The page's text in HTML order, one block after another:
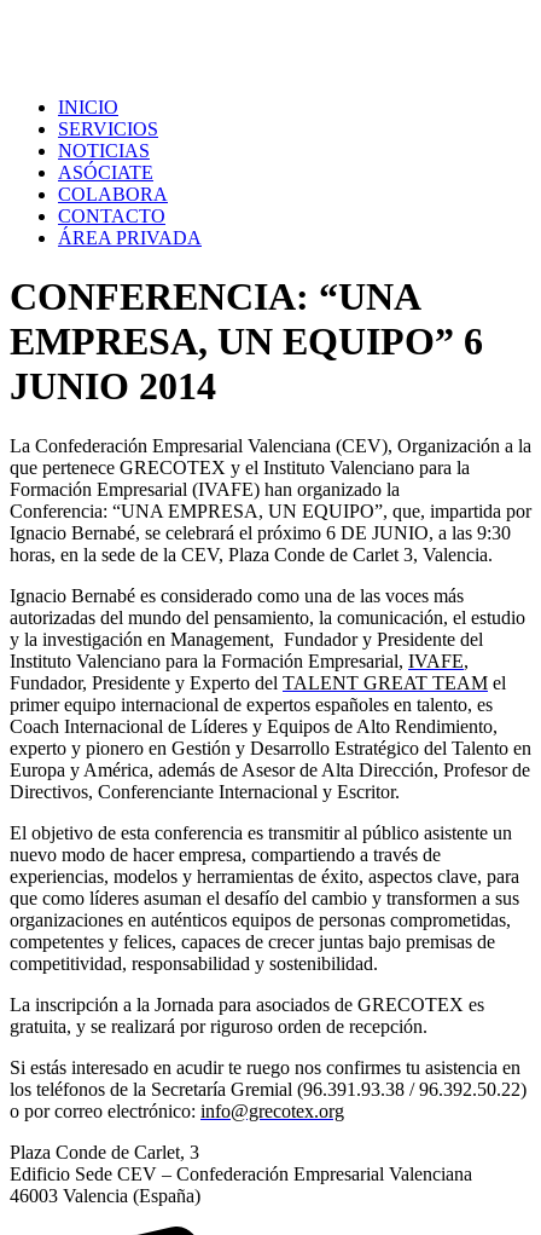
INICIO
SERVICIOS
NOTICIAS
ASÓCIATE
COLABORA
CONTACTO
ÁREA PRIVADA
CONFERENCIA: “UNA
EMPRESA, UN EQUIPO” 6
JUNIO 2014
La Confederación Empresarial Valenciana (CEV), Organización a la
que pertenece GRECOTEX y el Instituto Valenciano para la
Formación Empresarial (IVAFE) han organizado la
Conferencia: “UNA EMPRESA, UN EQUIPO”, que, impartida por
Ignacio Bernabé, se celebrará el próximo 6 DE JUNIO, a las 9:30
horas, en la sede de la CEV, Plaza Conde de Carlet 3, Valencia.
Ignacio Bernabé es considerado como una de las voces más
autorizadas del mundo del pensamiento, la comunicación, el estudio
y la investigación en Management, Fundador y Presidente del
Instituto Valenciano para la Formación Empresarial, IVAFE,
Fundador, Presidente y Experto del TALENT GREAT TEAM el
primer equipo internacional de expertos españoles en talento, es
Coach Internacional de Líderes y Equipos de Alto Rendimiento,
experto y pionero en Gestión y Desarrollo Estratégico del Talento en
Europa y América, además de Asesor de Alta Dirección, Profesor de
Directivos, Conferenciante Internacional y Escritor.
El objetivo de esta conferencia es transmitir al público asistente un
nuevo modo de hacer empresa, compartiendo a través de
experiencias, modelos y herramientas de éxito, aspectos clave, para
que como líderes asuman el desafío del cambio y transformen a sus
organizaciones en auténticos equipos de personas comprometidas,
competentes y felices, capaces de crecer juntas bajo premisas de
competitividad, responsabilidad y sostenibilidad.
La inscripción a la Jornada para asociados de GRECOTEX es
gratuita, y se realizará por riguroso orden de recepción.
Si estás interesado en acudir te ruego nos confirmes tu asistencia en
los teléfonos de la Secretaría Gremial (96.391.93.38 / 96.392.50.22)
o por correo electrónico: info@grecotex.org
Plaza Conde de Carlet, 3
Edificio Sede CEV – Confederación Empresarial Valenciana
46003 Valencia (España)